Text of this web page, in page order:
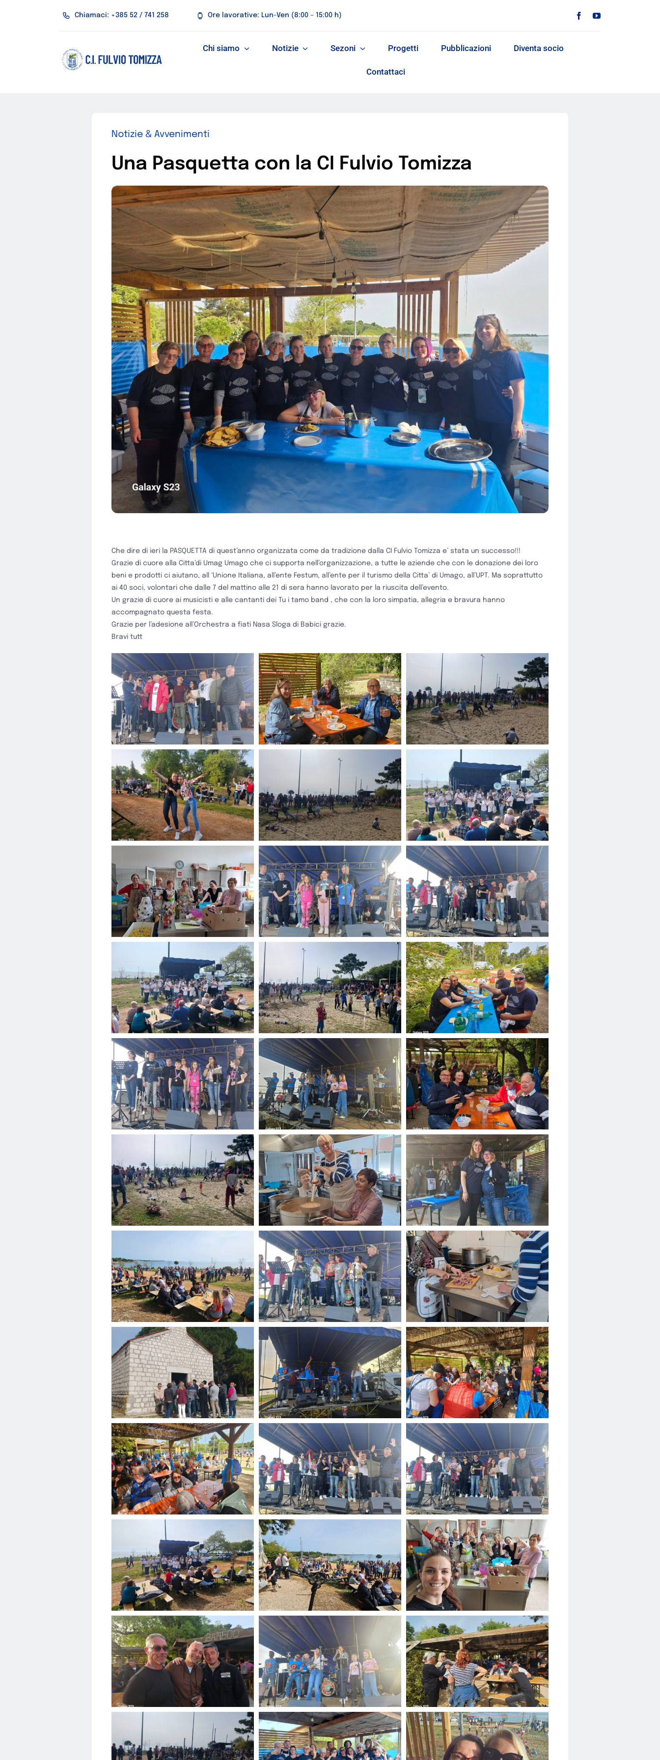
Chiamaci: +385 52 / 741 258 Ore lavorative: Lun-Ven (8:00 – 15:00 h)
Chi siamo Notizie Sezoni Progetti Pubblicazioni Diventa socio
Contattaci
Notizie & Avvenimenti
Una Pasquetta con la CI Fulvio Tomizza
Che dire di ieri la PASQUETTA di quest’anno organizzata come da tradizione dallaCI Fulvio Tomizza e’ stata un successo!!!
Grazie di cuore alla Citta’di Umag Umago che ci supporta nell’organizzazione, a tutte le aziende che con le donazione dei loro
beni e prodotti ci aiutano, all ‘Unione Italiana, all’ente Festum, all’ente per il turismo della Citta’ di Umago, all’UPT. Ma soprattutto
ai 40 soci, volontari che dalle 7 del mattino alle 21 di sera hanno lavorato per la riuscita dell’evento.
Un grazie di cuore ai musicisti e alle cantanti dei Tu i tamo band , che con la loro simpatia, allegria e bravura hanno
accompagnato questa festa.
Grazie per l’adesione all’Orchestra a fiati Nasa Sloga di Babici grazie.
Bravi tutt